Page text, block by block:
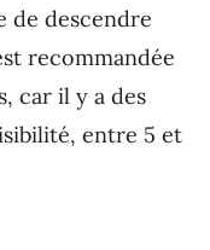
de descendre
recommandée
car il y a des
entre 5 et